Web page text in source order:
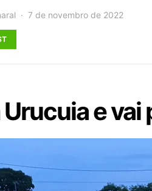
7 de novembro de 2022
e vai